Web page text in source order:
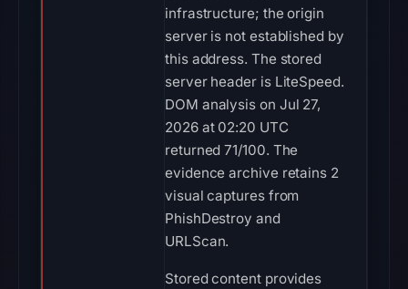
infrastructure; the origin
server is not established by
this address. The stored
server header is LiteSpeed.
DOM analysis on Jul 27,
2026 at 02:20 UTC
returned 71/100. The
evidence archive retains 2
visual captures from
PhishDestroy and
URLScan.
Stored content provides